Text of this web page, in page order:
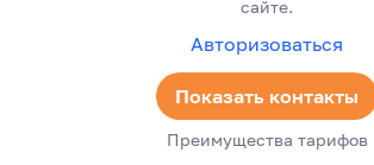
сайте.
Авторизоваться
Показать контакты
Преимущества тарифов